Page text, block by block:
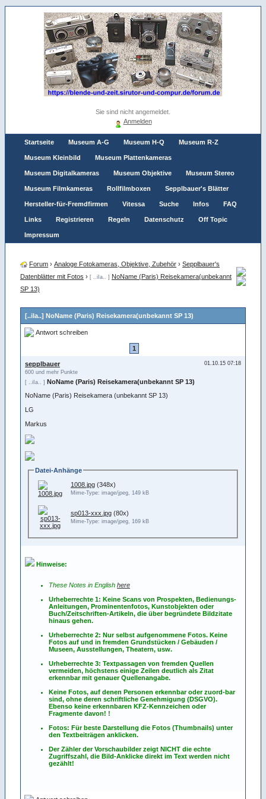
Sie sind nicht angemeldet.
Anmelden
Startseite Museum A-G Museum H-Q Museum R-Z
Museum Kleinbild Museum Plattenkameras
Museum Digitalkameras Museum Objektive Museum Stereo
Museum Filmkameras Rollfilmboxen Sepplbauer's Blätter
Hersteller-für-Fremdfirmen Vitessa Suche Infos FAQ
Links Registrieren Regeln Datenschutz Off Topic
Impressum
Forum › Analoge Fotokameras, Objektive, Zubehör › Sepplbauer's
Datenblätter mit Fotos › [ ..iIa.. ] NoName (Paris) Reisekamera(unbekannt
SP 13)
[..iIa..] NoName (Paris) Reisekamera(unbekannt SP 13)
Antwort schreiben
1
01.10.15 07:18
sepplbauer
600 und mehr Punkte
[ ..iIa.. ] NoName (Paris) Reisekamera(unbekannt SP 13)
NoName (Paris) Reisekamera (unbekannt SP 13)
LG
Markus
Datei-Anhänge
1008.jpg (348x)
Mime-Type: image/jpeg, 149 kB
sp013-xxx.jpg (80x)
Mime-Type: image/jpeg, 169 kB
Hinweise:
These Notes in English here
Urheberrechte 1: Keine Scans von Prospekten, Bedienungs-
Anleitungen, Prominentenfotos, Kunstobjekten oder
Buch/Zeitschriften-Artikeln, die über begründete Bildzitate
hinaus gehen.
Urheberrechte 2: Nur selbst aufgenommene Fotos. Keine
Fotos auf und in fremden Grundstücken / Gebäuden /
Museen, Ausstellungen, Theatern, usw.
Urheberrechte 3: Textpassagen von fremden Quellen
vermeiden, höchstens einige Zeilen deutlich als Zitat
erkennbar mit genauer Quellenangabe.
Keine Fotos, auf denen Personen erkennbar oder zuord-bar
sind, ohne deren schriftliche Genehmigung (DSGVO).
Ebenso keine erkennbaren KFZ-Kennzeichen oder
Fragmente davon! !
Fotos: Für beste Darstellung die Fotos (Thumbnails) unter
den Textbeiträgen anklicken.
Der Zähler der Vorschaubilder zeigt NICHT die echte
Zugriffszahl, die Bild-Anklicke direkt im Text werden nicht
gezählt!